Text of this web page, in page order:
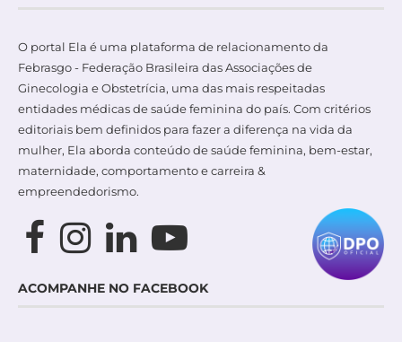
O portal Ela é uma plataforma de relacionamento da
Febrasgo - Federação Brasileira das Associações de
Ginecologia e Obstetrícia, uma das mais respeitadas
entidades médicas de saúde feminina do país. Com critérios
editoriais bem definidos para fazer a diferença na vida da
mulher, Ela aborda conteúdo de saúde feminina, bem-estar,
maternidade, comportamento e carreira &
empreendedorismo.
ACOMPANHE NO FACEBOOK